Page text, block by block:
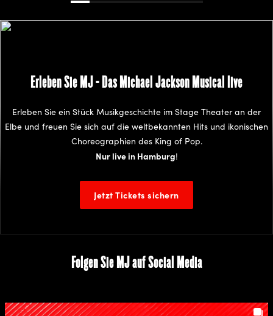
Erleben Sie MJ - Das Michael Jackson Musical live
Erleben Sie ein Stück Musikgeschichte im Stage Theater an der
Elbe und freuen Sie sich auf die weltbekannten Hits und ikonischen
Choreographien des King of Pop.
Nur live in Hamburg!
Jetzt Tickets sichern
Folgen Sie MJ auf Social Media